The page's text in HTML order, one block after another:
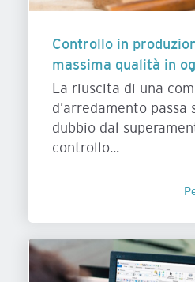
Controllo in
massima qualità in
La riuscita di una
d’arredamento passa
dubbio dal
controllo...